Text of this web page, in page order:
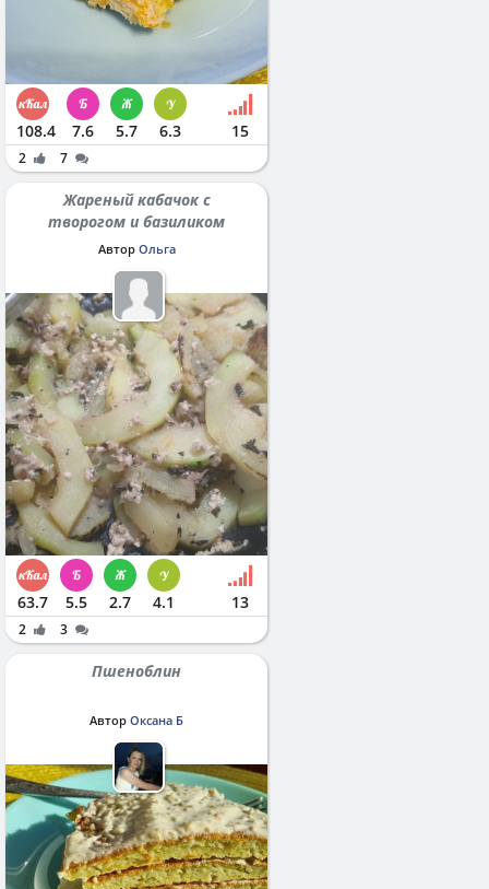
108.4 7.6 5.7 6.3 15
2 7
Жареный кабачок с
творогом и базиликом
Автор Ольга
63.7 5.5 2.7 4.1 13
2 3
Пшеноблин
Автор Оксана Б